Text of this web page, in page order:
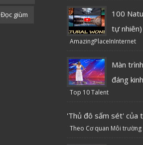
Đọc giùm
100
tự nhiên)
AmazingPlaceInInternet
Màn
đáng
Top 10 Talent
'Thủ đô sấm sét' của
Theo Cơ quan Môi trường